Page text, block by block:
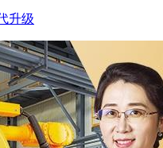
升级